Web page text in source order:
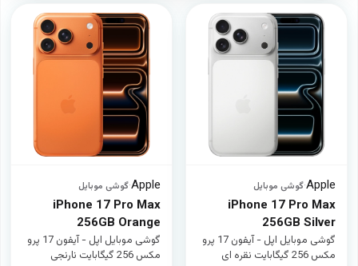
Apple
·گوشی موبایل
iPhone 17 Pro Max
256GB Orange
گوشی موبایل اپل - آیفون 17 پرو
مکس 256 گیگابایت نارنجی
Apple
·گوشی موبایل
iPhone 17 Pro Max
256GB Silver
گوشی موبایل اپل - آیفون 17 پرو
مکس 256 گیگابایت نقره ای